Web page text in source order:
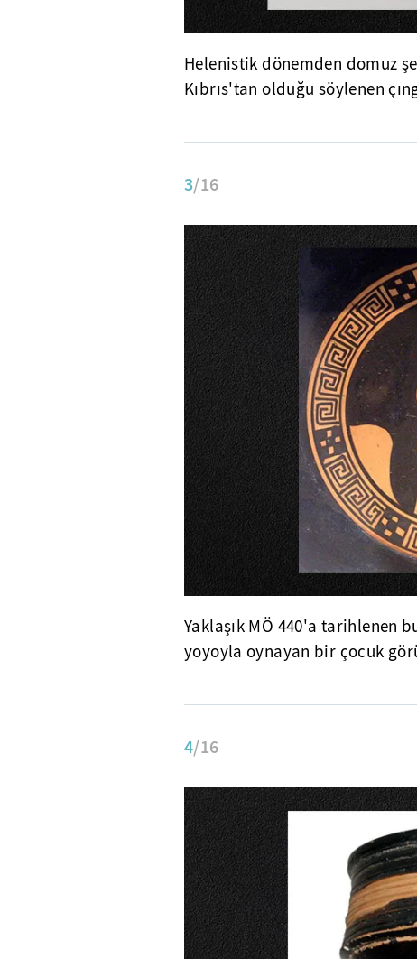
Helenistik dönemden domuz
Kıbrıs'tan olduğu söylenen
3/16
Yaklaşık MÖ 440'a tarihlenen
yoyoyla oynayan bir çocuk
4/16